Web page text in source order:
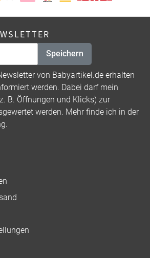
Speichern
von Babyartikel.de erhalten
werden. Dabei darf mein
B. Öffnungen und Klicks) zur
werden. Mehr finde ich in der
.